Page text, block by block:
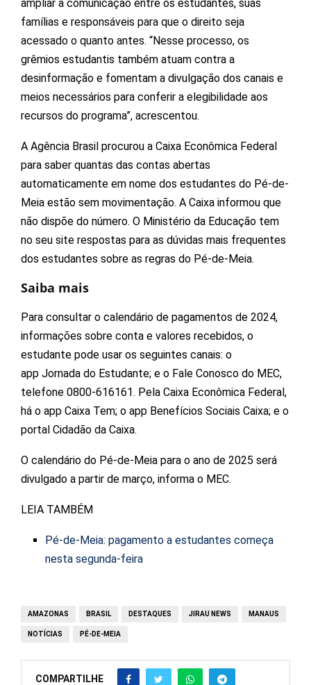
ampliar a comunicação entre os estudantes, suas
famílias e responsáveis para que o direito seja
acessado o quanto antes. “Nesse processo, os
grêmios estudantis também atuam contra a
desinformação e fomentam a divulgação dos canais e
meios necessários para conferir a elegibilidade aos
recursos do programa”, acrescentou.
A Agência Brasil procurou a Caixa Econômica Federal
para saber quantas das contas abertas
automaticamente em nome dos estudantes do Pé-de-
Meia estão sem movimentação. A Caixa informou que
não dispõe do número. O Ministério da Educação tem
no seu site respostas para as dúvidas mais frequentes
dos estudantes sobre as regras do Pé-de-Meia.
Saiba mais
Para consultar o calendário de pagamentos de 2024,
informações sobre conta e valores recebidos, o
estudante pode usar os seguintes canais: o
app Jornada do Estudante; e o Fale Conosco do MEC,
telefone 0800-616161. Pela Caixa Econômica Federal,
há o app Caixa Tem; o app Benefícios Sociais Caixa; e o
portal Cidadão da Caixa.
O calendário do Pé-de-Meia para o ano de 2025 será
divulgado a partir de março, informa o MEC.
LEIA TAMBÉM
Pé-de-Meia: pagamento a estudantes começa
nesta segunda-feira
AMAZONAS BRASIL DESTAQUES JIRAU NEWS MANAUS
NOTÍCIAS PÉ-DE-MEIA
COMPARTILHE